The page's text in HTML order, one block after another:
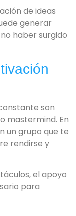
de ideas
generar
haber surgido
son
mastermind. En
un grupo que te
rendirse y
el apoyo
para